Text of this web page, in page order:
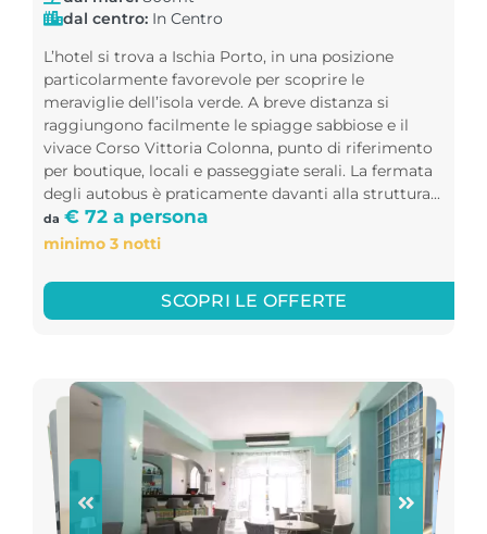
dal centro: In Centro
L’hotel si trova a Ischia Porto, in una posizione
particolarmente favorevole per scoprire le
meraviglie dell’isola verde. A breve distanza si
raggiungono facilmente le spiagge sabbiose e il
vivace Corso Vittoria Colonna, punto di riferimento
per boutique, locali e passeggiate serali. La fermata
degli autobus è praticamente davanti alla struttura...
da € 72 a persona
minimo 3 notti
SCOPRI LE OFFERTE